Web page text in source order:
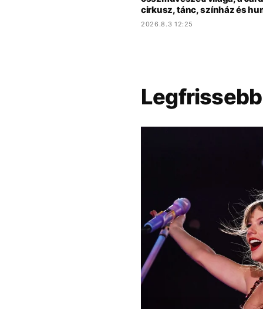
cirkusz, tánc, színház és
2026.8.3 12:25
Legfrissebb